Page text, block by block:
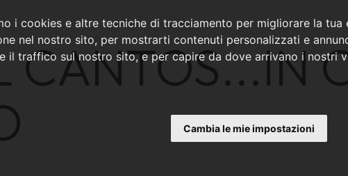
i cookies e altre tecniche di tracciamento per migliorare la tua
nel nostro sito, per mostrarti contenuti personalizzati e
il traffico sul nostro sito, e per capire da dove arrivano i nostri
Cambia le mie impostazioni
CANTOS...IN